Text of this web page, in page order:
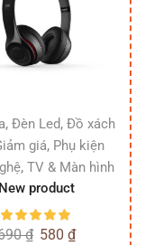
, Đèn Led, Đồ xách
giá, Phụ kiện
, TV & Màn hình
New product
₫ 580 ₫